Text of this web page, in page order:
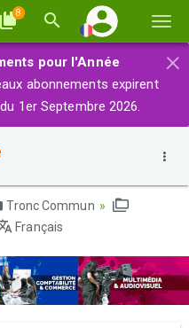
la
8
×
pour l'Année
abonnements expirent
1er Septembre 2026.
Tronc Commun
Français